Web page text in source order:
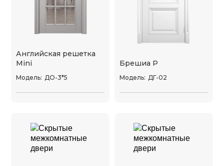
Английская решетка
Mini
Модель: ДО-3*5
Брешиа P
Модель: ДГ-02